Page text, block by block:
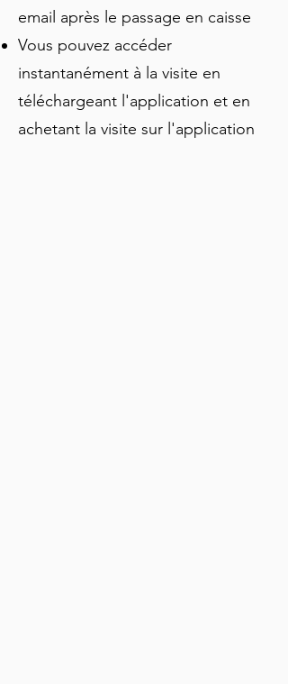
email après le passage en caisse
Vous pouvez accéder
instantanément à la visite en
téléchargeant l'application et en
achetant la visite sur l'application